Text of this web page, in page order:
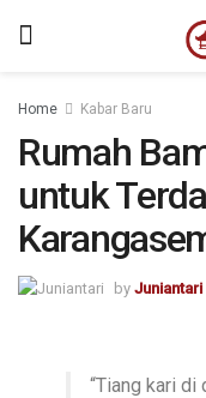
Home Kabar Baru
Rumah
untuk
by Juniantari
“Tiang kari di